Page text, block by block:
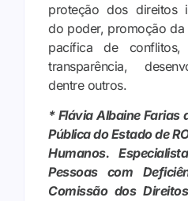
proteção dos direitos
do poder, promoção da
pacífica de conflitos,
transparência,
dentre outros.
* Flávia Albaine Farias
Pública do Estado de
Humanos.
Pessoas com
Comissão dos